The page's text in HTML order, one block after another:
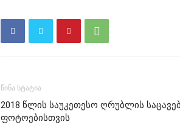
წინა სტატია
2018 წლის საუკეთესო ღრუბლის
ფოტოებისთვის